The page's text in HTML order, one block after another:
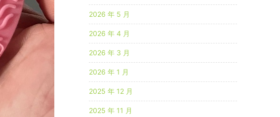
2026 年 5 月
2026 年 4 月
2026 年 3 月
2026 年 1 月
2025 年 12 月
2025 年 11 月